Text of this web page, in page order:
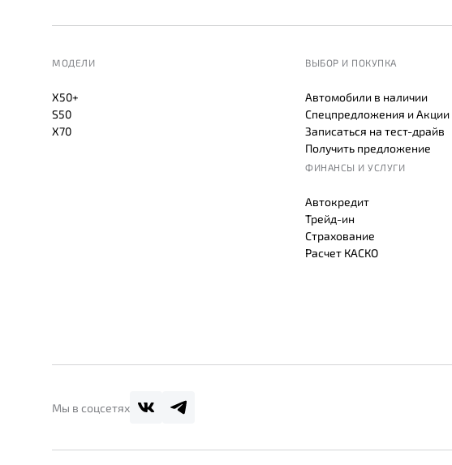
МОДЕЛИ
X50+
S50
X70
ВЫБОР И ПОКУПКА
Автомобили в наличии
Спецпредложения и Акции
Записаться на тест-драйв
Получить предложение
ФИНАНСЫ И УСЛУГИ
Автокредит
Трейд-ин
Страхование
Расчет КАСКО
Мы в соцсетях